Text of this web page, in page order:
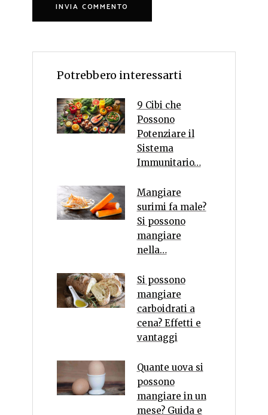
Potrebbero interessarti
9 Cibi che
Possono
Potenziare il
Sistema
Immunitario…
Mangiare
surimi fa male?
Si possono
mangiare
nella…
Si possono
mangiare
carboidrati a
cena? Effetti e
vantaggi
Quante uova si
possono
mangiare in un
mese? Guida e